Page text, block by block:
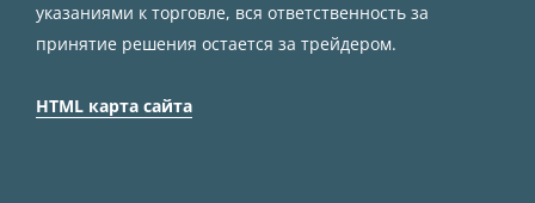
указаниями к торговле, вся ответственность за
принятие решения остается за трейдером.
HTML карта сайта